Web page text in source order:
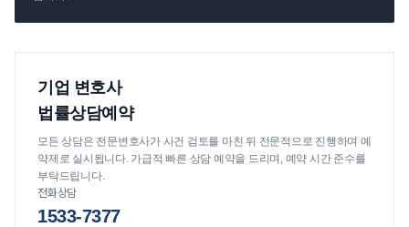
기업 변호사
법률상담예약
모든 상담은 전문변호사가 사건 검토를 마친 뒤 전문적으로 진행하며 예
약제로 실시됩니다. 가급적 빠른 상담 예약을 드리며, 예약 시간 준수를
부탁드립니다.
전화상담
1533-7377